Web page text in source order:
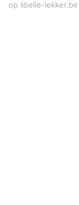
op libelle-lekker.be